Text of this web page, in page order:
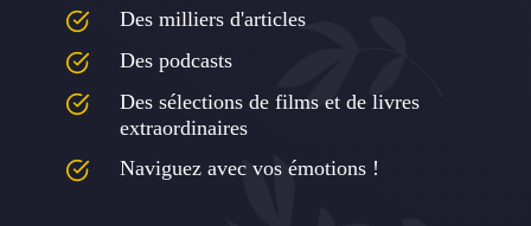
Des milliers d'articles
Des podcasts
Des sélections de films et de livres
extraordinaires
Naviguez avec vos émotions !